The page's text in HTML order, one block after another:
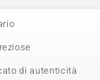
di autenticità